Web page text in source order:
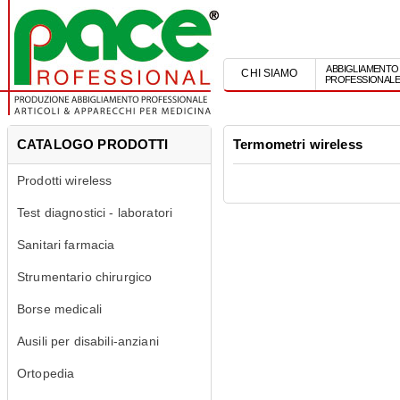
CHI SIAMO
ABBIGLIAMENTO
PROFESSIONALE
CATALOGO PRODOTTI
Prodotti wireless
Test diagnostici - laboratori
Sanitari farmacia
Strumentario chirurgico
Borse medicali
Ausili per disabili-anziani
Ortopedia
Termometri wireless